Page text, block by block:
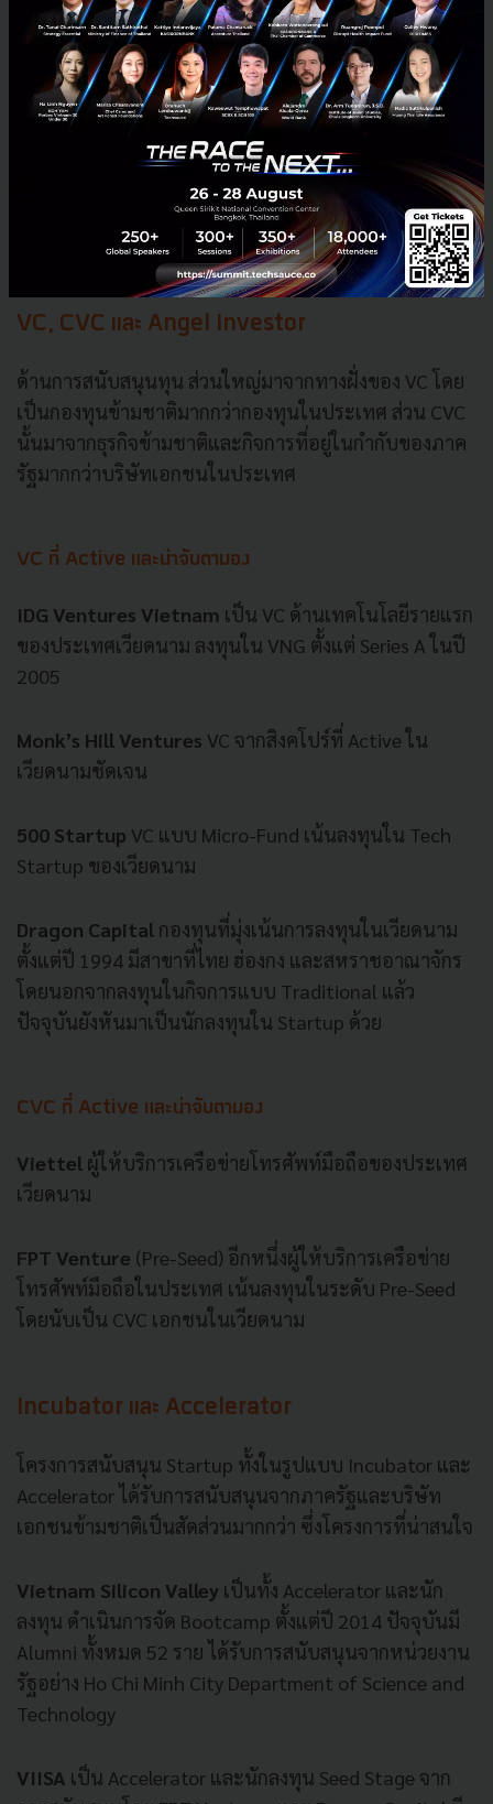
แผนภาพ Startup Ecosystem ในประเทศเวียดนาม Source: Saigon
Innovation Hub
VC, CVC และ Angel Investor
ด้านการสนับสนุนทุน ส่วนใหญ่มาจากทางฝั่งของ VC โดย
เป็นกองทุนข้ามชาติมากกว่ากองทุนในประเทศ ส่วน CVC
นั้นมาจากธุรกิจข้ามชาติและกิจการที่อยู่ในกำกับของภาค
รัฐมากกว่าบริษัทเอกชนในประเทศ
VC ที่ Active และน่าจับตามอง
IDG Ventures Vietnam เป็น VC ด้านเทคโนโลยีรายแรก
ของประเทศเวียดนาม ลงทุนใน VNG ตั้งแต่ Series Aในปี
2005
Monk’s Hill Ventures VC จากสิงคโปร์ที่ Activeใน
เวียดนามชัดเจน
500 Startup VC แบบ Micro-Fund เน้นลงทุนใน Tech
Startup ของเวียดนาม
Dragon Capital กองทุนที่มุ่งเน้นการลงทุนในเวียดนาม
ตั้งแต่ปี 1994 มีสาขาที่ไทย ฮ่องกง และสหราชอาณาจักร
โดยนอกจากลงทุนในกิจการแบบ Traditional แล้ว
ปัจจุบันยังหันมาเป็นนักลงทุนใน Startup ด้วย
CVC ที่ Active และน่าจับตามอง
Viettel ผู้ให้บริการเครือข่ายโทรศัพท์มือถือของประเทศ
เวียดนาม
FPT Venture (Pre-Seed) อีกหนึ่งผู้ให้บริการเครือข่าย
โทรศัพท์มือถือในประเทศ เน้นลงทุนในระดับ Pre-Seed
โดยนับเป็น CVC เอกชนในเวียดนาม
Incubator และ Accelerator
โครงการสนับสนุน Startup ทั้งในรูปแบบ Incubator และ
Acceleratorได้รับการสนับสนุนจากภาครัฐและบริษัท
เอกชนข้ามชาติเป็นสัดส่วนมากกว่า ซึ่งโครงการที่น่าสนใจ
Vietnam Silicon Valley เป็นทั้ง Accelerator และนัก
ลงทุน ดำเนินการจัด Bootcamp ตั้งแต่ปี 2014 ปัจจุบันมี
Alumni ทั้งหมด 52 ราย ได้รับการสนับสนุนจากหน่วยงาน
รัฐอย่าง Ho Chi Minh City Department of Science and
Technology
VIISA เป็น Accelerator และนักลงทุน Seed Stage จาก